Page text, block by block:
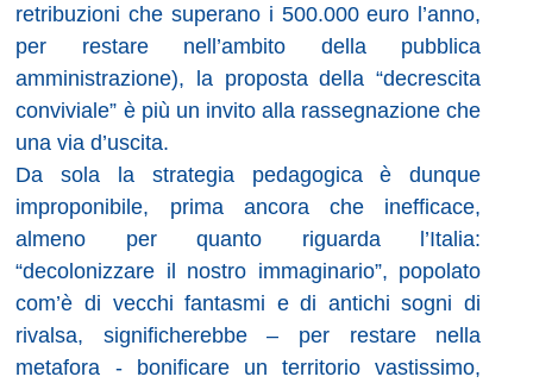
retribuzioni che superano i 500.000 euro l’anno,
per restare nell’ambito della pubblica
amministrazione), la proposta della “decrescita
conviviale” è più un invito alla rassegnazione che
una via d’uscita.
Da sola la strategia pedagogica è dunque
improponibile, prima ancora che inefficace,
almeno per quanto riguarda l’Italia:
“decolonizzare il nostro immaginario”, popolato
com’è di vecchi fantasmi e di antichi sogni di
rivalsa, significherebbe – per restare nella
metafora - bonificare un territorio vastissimo,